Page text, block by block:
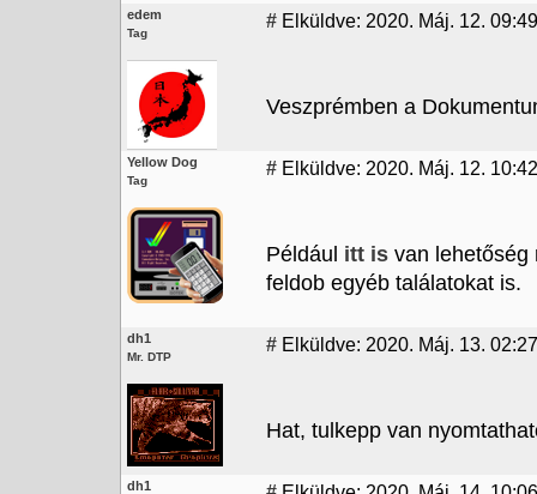
edem
Tag
# Elküldve: 2020. Máj. 12. 09:49
Veszprémben a
Yellow Dog
Tag
# Elküldve: 2020. Máj. 12.
Például itt is van lehetőség
feldob egyéb találatokat is.
dh1
Mr. DTP
# Elküldve: 2020. Máj. 13. 02:27
Hat, tulkepp van
dh1